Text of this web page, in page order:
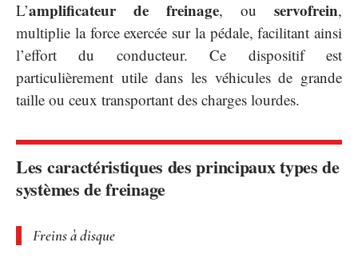
L’amplificateur de freinage, ou servofrein,
multiplie la force exercée sur la pédale, facilitant ainsi
l’effort du conducteur. Ce dispositif est
particulièrement utile dans les véhicules de grande
taille ou ceux transportant des charges lourdes.
Les caractéristiques des principaux types de
systèmes de freinage
Freins à disque